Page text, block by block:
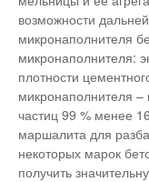
возможности
микронаполнителя
микронаполнителя:
плотности
микронаполнителя –
частиц 99 % менее
маршалита для
некоторых марок
получить